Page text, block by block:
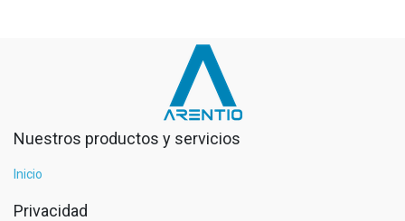
Nuestros productos y servicios
Inicio
Privacidad